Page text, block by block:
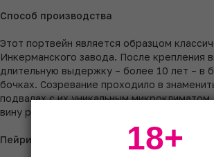
Способ производства
Этот портвейн является образцом
Инкерманского завода. После крепления
длительную выдержку – более 10 лет – в
бочках. Созревание проходило в
подвалах с их уникальным
вину развить исключительную сложность и
Пейринг 18+